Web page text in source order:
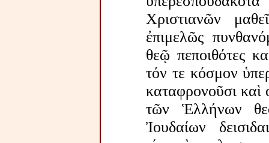
Χριστιανῶν
ἐπιμελῶς
θεῷ πεποιθότες
τόν τε κόσμον
καταφρονοῦσι καὶ
τῶν Ἑλλήνων
Ἰουδαίων